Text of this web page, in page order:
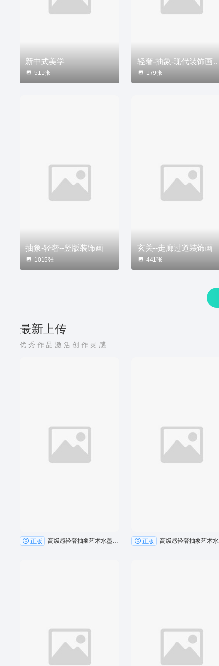
新中式美学
511张
轻奢-抽象-现代
179张
抽象-轻奢--竖版装饰画
1015张
玄关--走廊过道装饰画
441张
最新上传
优秀作品激活创作灵感
正版 高级感轻奢抽象艺术水墨线条客厅卧室地毯设计8 正版